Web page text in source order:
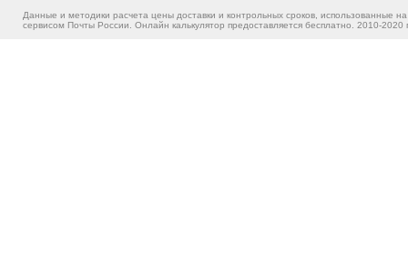
Данные и методики расчета цены доставки и контрольных сроков, использованные
сервисом Почты России. Онлайн калькулятор предоставляется бесплатно. 2010-2020